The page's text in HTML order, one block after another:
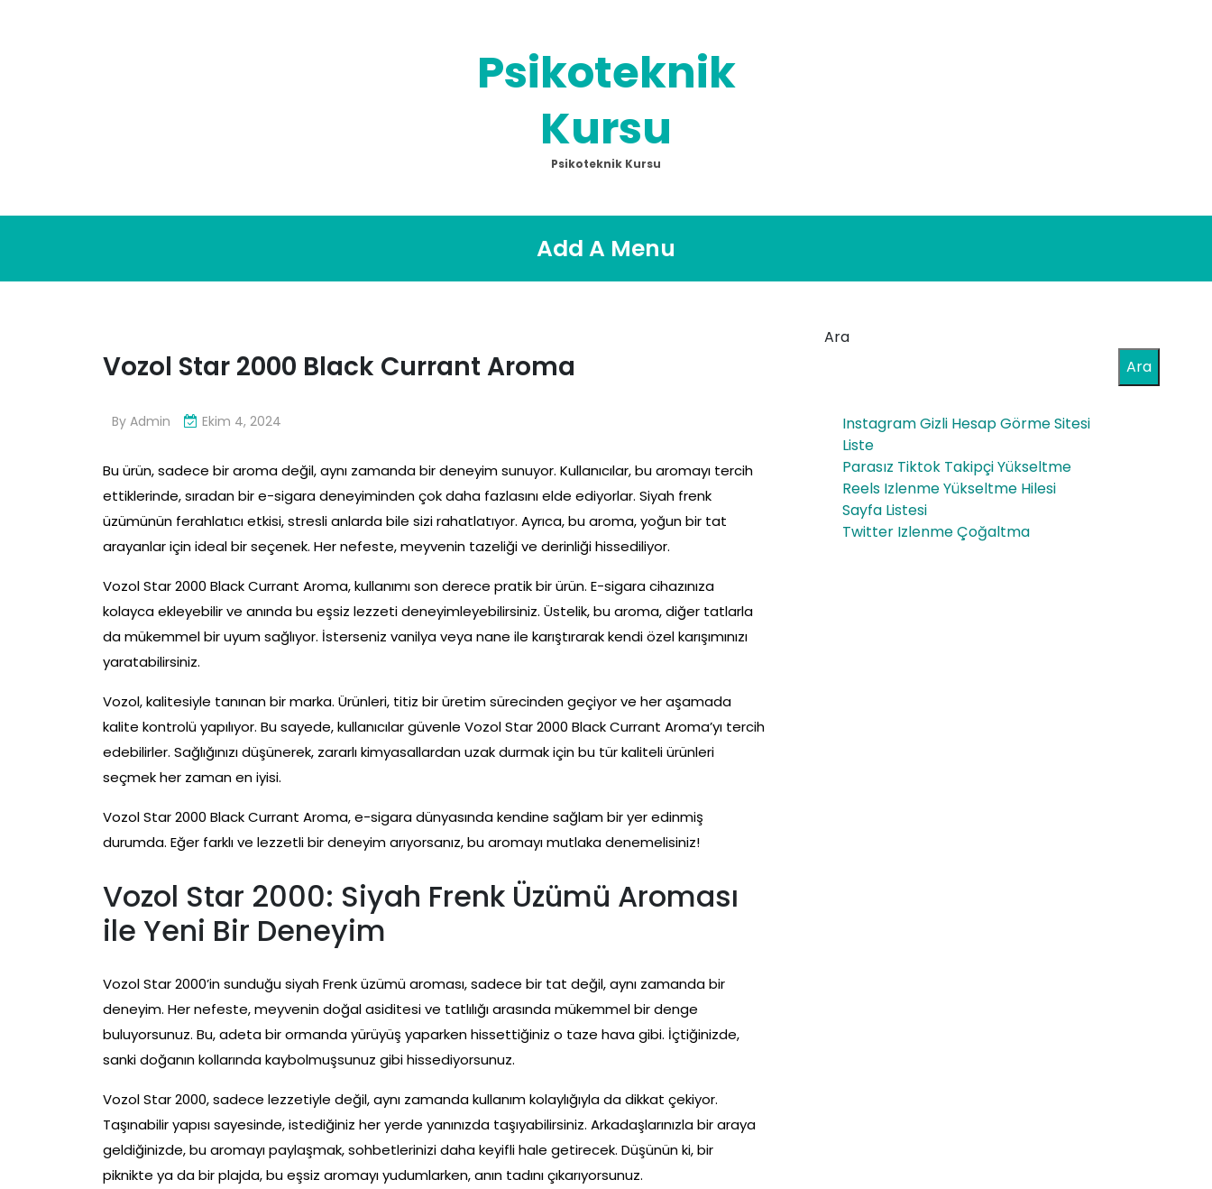
Psikoteknik
Kursu
Psikoteknik Kursu
Add A Menu
Vozol Star 2000 Black Currant Aroma
By Admin Ekim 4, 2024
Bu ürün, sadece bir aroma değil, aynı zamanda bir deneyim sunuyor. Kullanıcılar, bu aromayı tercih
ettiklerinde, sıradan bir e-sigara deneyiminden çok daha fazlasını elde ediyorlar. Siyah frenk
üzümünün ferahlatıcı etkisi, stresli anlarda bile sizi rahatlatıyor. Ayrıca, bu aroma, yoğun bir tat
arayanlar için ideal bir seçenek. Her nefeste, meyvenin tazeliği ve derinliği hissediliyor.
Vozol Star 2000 Black Currant Aroma, kullanımı son derece pratik bir ürün. E-sigara cihazınıza
kolayca ekleyebilir ve anında bu eşsiz lezzeti deneyimleyebilirsiniz. Üstelik, bu aroma, diğer tatlarla
da mükemmel bir uyum sağlıyor. İsterseniz vanilya veya nane ile karıştırarak kendi özel karışımınızı
yaratabilirsiniz.
Vozol, kalitesiyle tanınan bir marka. Ürünleri, titiz bir üretim sürecinden geçiyor ve her aşamada
kalite kontrolü yapılıyor. Bu sayede, kullanıcılar güvenle Vozol Star 2000 Black Currant Aroma’yı tercih
edebilirler. Sağlığınızı düşünerek, zararlı kimyasallardan uzak durmak için bu tür kaliteli ürünleri
seçmek her zaman en iyisi.
Vozol Star 2000 Black Currant Aroma, e-sigara dünyasında kendine sağlam bir yer edinmiş
durumda. Eğer farklı ve lezzetli bir deneyim arıyorsanız, bu aromayı mutlaka denemelisiniz!
Vozol Star 2000: Siyah Frenk Üzümü Aroması
ile Yeni Bir Deneyim
Vozol Star 2000’in sunduğu siyah Frenk üzümü aroması, sadece bir tat değil, aynı zamanda bir
deneyim. Her nefeste, meyvenin doğal asiditesi ve tatlılığı arasında mükemmel bir denge
buluyorsunuz. Bu, adeta bir ormanda yürüyüş yaparken hissettiğiniz o taze hava gibi. İçtiğinizde,
sanki doğanın kollarında kaybolmuşsunuz gibi hissediyorsunuz.
Vozol Star 2000, sadece lezzetiyle değil, aynı zamanda kullanım kolaylığıyla da dikkat çekiyor.
Taşınabilir yapısı sayesinde, istediğiniz her yerde yanınızda taşıyabilirsiniz. Arkadaşlarınızla bir araya
geldiğinizde, bu aromayı paylaşmak, sohbetlerinizi daha keyifli hale getirecek. Düşünün ki, bir
piknikte ya da bir plajda, bu eşsiz aromayı yudumlarken, anın tadını çıkarıyorsunuz.
Ara
Ara
Instagram Gizli Hesap Görme Sitesi
Liste
Parasız Tiktok Takipçi Yükseltme
Reels Izlenme Yükseltme Hilesi
Sayfa Listesi
Twitter Izlenme Çoğaltma